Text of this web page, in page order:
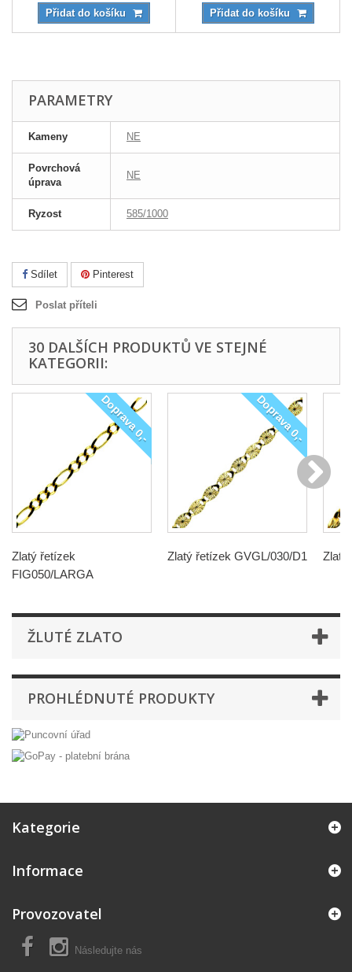
Přidat do košíku Přidat do košíku
PARAMETRY
Kameny NE
Povrchová
úprava
NE
Ryzost 585/1000
Sdílet Pinterest
Poslat příteli
30 DALŠÍCH PRODUKTŮ VE STEJNÉ
KATEGORII:
Zlatý řetízek
FIG050/LARGA
Doprava 0,-
Zlatý řetízek GVGL/030/D1
Doprava 0,-
Zlatý
ŽLUTÉ ZLATO
PROHLÉDNUTÉ PRODUKTY
Kategorie
Informace
Provozovatel
Následujte nás